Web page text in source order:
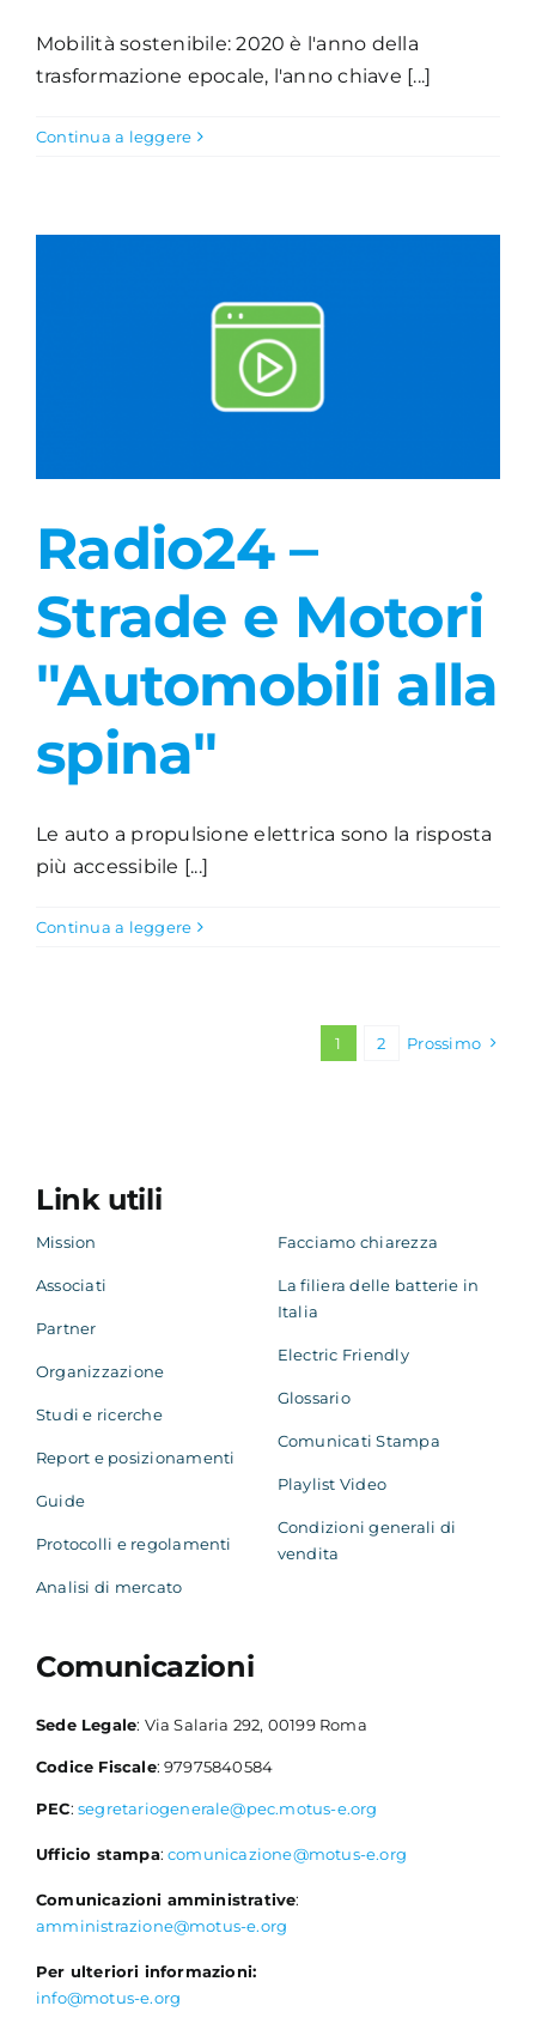
Mobilità sostenibile: 2020 è l'anno della
trasformazione epocale, l'anno chiave [...]
Continua a leggere
Radio24 –
Strade e Motori
"Automobili alla
spina"
Le auto a propulsione elettrica sono la risposta
più accessibile [...]
Continua a leggere
1 2 Prossimo
Link utili
Mission
Associati
Partner
Organizzazione
Studi e ricerche
Report e posizionamenti
Guide
Protocolli e regolamenti
Analisi di mercato
Facciamo chiarezza
La filiera delle batterie in
Italia
Electric Friendly
Glossario
Comunicati Stampa
Playlist Video
Condizioni generali di
vendita
Comunicazioni
Sede Legale: Via Salaria 292, 00199 Roma
Codice Fiscale: 97975840584
PEC: segretariogenerale@pec.motus-e.org
Ufficio stampa:comunicazione@motus-e.org
Comunicazioni amministrative:
amministrazione@motus-e.org
Per ulteriori informazioni:
info@motus-e.org